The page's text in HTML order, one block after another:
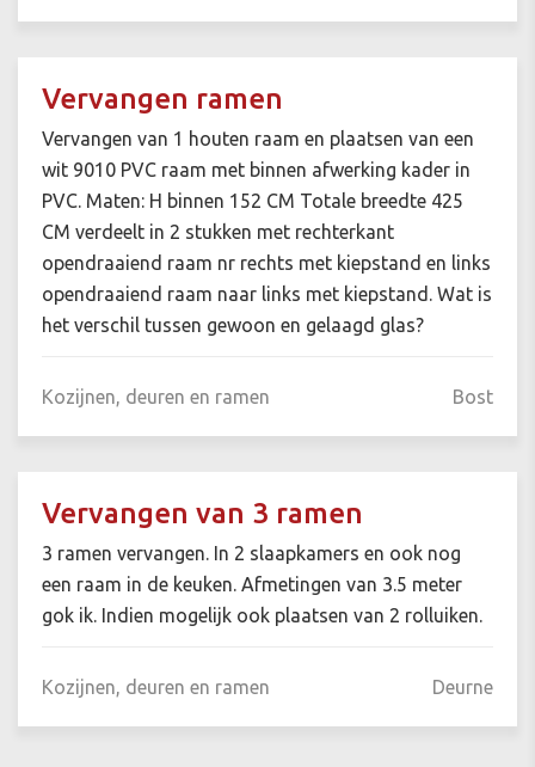
Vervangen ramen
Vervangen van 1 houten raam en plaatsen van een
wit 9010 PVC raam met binnen afwerking kader in
PVC. Maten: H binnen 152 CM Totale breedte 425
CM verdeelt in 2 stukken met rechterkant
opendraaiend raam nr rechts met kiepstand en links
opendraaiend raam naar links met kiepstand. Wat is
het verschil tussen gewoon en gelaagd glas?
Kozijnen, deuren en ramen Bost
Vervangen van 3 ramen
3 ramen vervangen. In 2 slaapkamers en ook nog
een raam in de keuken. Afmetingen van 3.5 meter
gok ik. Indien mogelijk ook plaatsen van 2 rolluiken.
Kozijnen, deuren en ramen Deurne